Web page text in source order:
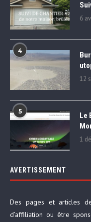
6
4
12
5
Le
1
AVERTISSEMENT
Des pages et articles
d’affiliation ou être